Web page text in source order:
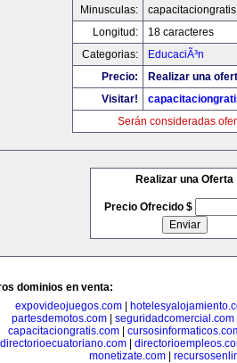
Minusculas:
Longitud:
18 caracteres
Categorias:
EducaciÃ³n
Precio:
Realizar una
Visitar!
Serán consideradas
Realizar una Oferta
Precio Ofrecido $
dominios en venta:
expovideojuegos.com
partesdemotos.com| seguridadcomercial.com
capacitaciongratis.com|
directorioecuatoriano.com
monetizate.com|